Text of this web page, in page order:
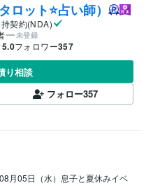
ロット⭐占い師）
契約(NDA)
未登録
5.0フォロワー357
り相談
フォロー357
月05日（水）息子と夏休みイベ